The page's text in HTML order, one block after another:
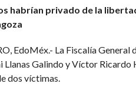
habrían privado de la
EdoMéx.- La Fiscalía
Llanas Galindo y Víctor
dos víctimas.